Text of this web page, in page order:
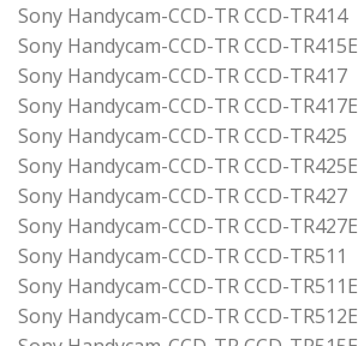
Sony Handycam-CCD-TR CCD-TR414
Sony Handycam-CCD-TR CCD-TR415E
Sony Handycam-CCD-TR CCD-TR417
Sony Handycam-CCD-TR CCD-TR417E
Sony Handycam-CCD-TR CCD-TR425
Sony Handycam-CCD-TR CCD-TR425E
Sony Handycam-CCD-TR CCD-TR427
Sony Handycam-CCD-TR CCD-TR427E
Sony Handycam-CCD-TR CCD-TR511
Sony Handycam-CCD-TR CCD-TR511E
Sony Handycam-CCD-TR CCD-TR512E